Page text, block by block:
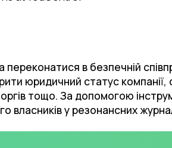
в безпечній
юридичний статус компанії,
тощо. За допомогою
власників у резонансних